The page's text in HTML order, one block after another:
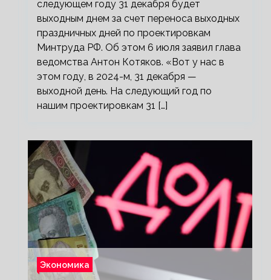
следующем году 31 декабря будет
выходным днем за счет переноса выходных
праздничных дней по проектировкам
Минтруда РФ. Об этом 6 июля заявил глава
ведомства Антон Котяков. «Вот у нас в
этом году, в 2024-м, 31 декабря —
выходной день. На следующий год по
нашим проектировкам 31 […]
Экономика